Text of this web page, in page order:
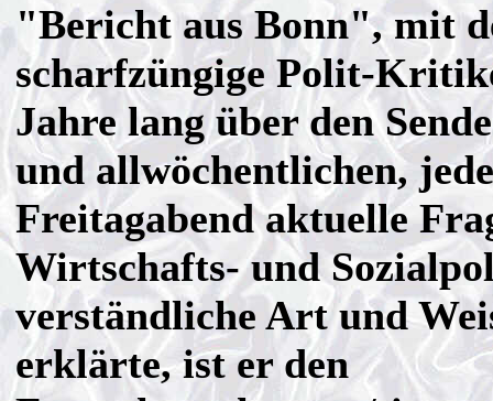
"Bericht aus Bonn", mit
scharfzüngige Polit-
Jahre lang über den
und allwöchentlichen,
Freitagabend aktuelle
Wirtschafts- und
verständliche Art und
erklärte, ist er den